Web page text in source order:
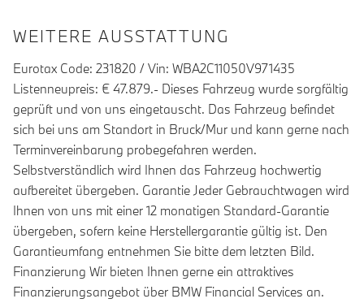
WEITERE AUSSTATTUNG
Eurotax Code: 231820 / Vin: WBA2C11050V971435
Listenneupreis: € 47.879.- Dieses Fahrzeug wurde sorgfältig
geprüft und von uns eingetauscht. Das Fahrzeug befindet
sich bei uns am Standort in Bruck/Mur und kann gerne nach
Terminvereinbarung probegefahren werden.
Selbstverständlich wird Ihnen das Fahrzeug hochwertig
aufbereitet übergeben. Garantie Jeder Gebrauchtwagen wird
Ihnen von uns mit einer 12 monatigen Standard-Garantie
übergeben, sofern keine Herstellergarantie gültig ist. Den
Garantieumfang entnehmen Sie bitte dem letzten Bild.
Finanzierung Wir bieten Ihnen gerne ein attraktives
Finanzierungsangebot über BMW Financial Services an.